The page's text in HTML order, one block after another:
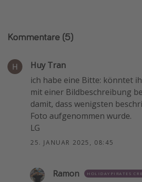
Kommentare (5)
Huy Tran
ich habe eine Bitte: könntet
mit einer Bildbeschreibung
damit, dass wenigsten
Foto aufgenommen wurde.
LG
25. JANUAR 2025, 08:45
Ramon HOLIDAYPIRATES